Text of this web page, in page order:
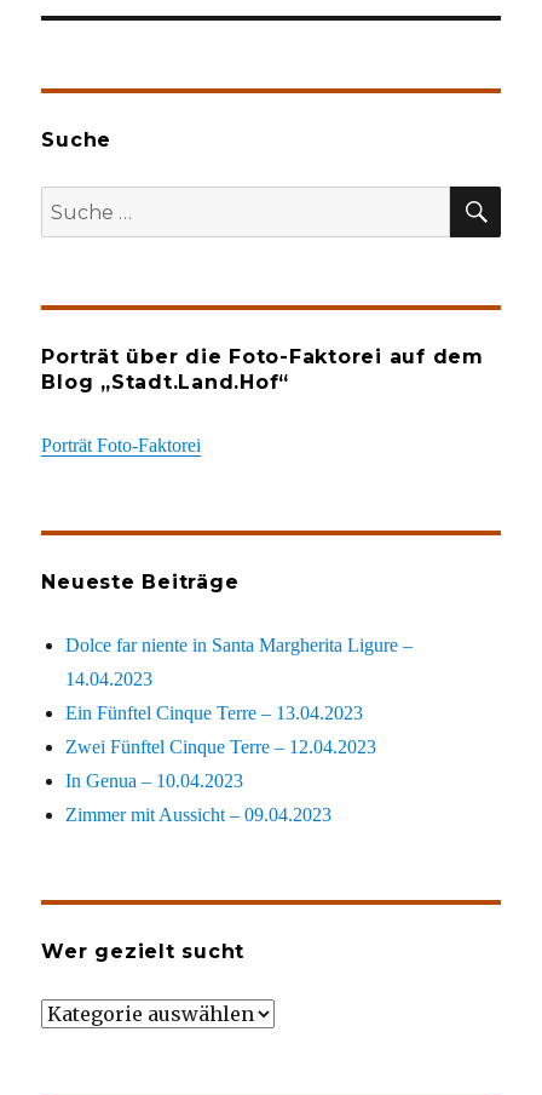
Suche
Suche
nach:
Porträt über die Foto-Faktorei auf dem
Blog „Stadt.Land.Hof“
Porträt Foto-Faktorei
Neueste Beiträge
Dolce far niente in Santa Margherita Ligure –
14.04.2023
Ein Fünftel Cinque Terre – 13.04.2023
Zwei Fünftel Cinque Terre – 12.04.2023
In Genua – 10.04.2023
Zimmer mit Aussicht – 09.04.2023
Wer gezielt sucht
Wer